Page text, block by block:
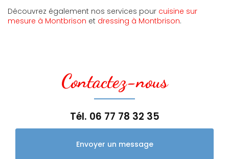
Découvrez également nos services pour cuisine sur
mesure à Montbrison et dressing à Montbrison.
Contactez-nous
Tél. 06 77 78 32 35
Envoyer un message